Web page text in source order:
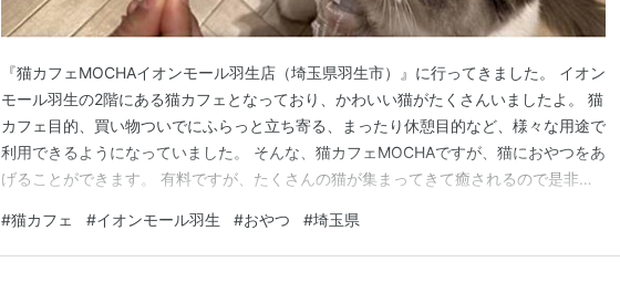
『猫カフェMOCHAイオンモール羽生店（埼玉県羽生市）』に行ってきました。 イオン
モール羽生の2階にある猫カフェとなっており、かわいい猫がたくさんいましたよ。 猫
カフェ目的、買い物ついでにふらっと立ち寄る、まったり休憩目的など、様々な用途で
利用できるようになっていました。 そんな、猫カフェMOCHAですが、猫におやつをあ
げることができます。 有料ですが、たくさんの猫が集まってきて癒されるので是非、
やつをあげた感想について紹介します。 実際に体験した感想を写真付きで紹介するの
で、よければ参考にしてみてください。 【…
#猫カフェ #イオンモール羽生 #おやつ #埼玉県